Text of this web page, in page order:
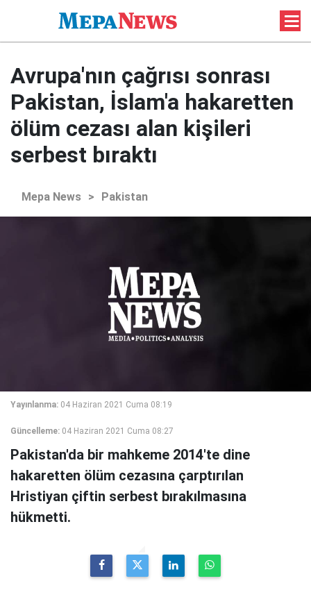
Avrupa'nın çağrısı sonrası
Pakistan, İslam'a hakaretten
ölüm cezası alan kişileri
serbest bıraktı
Mepa News > Pakistan
Yayınlanma: 04 Haziran 2021 Cuma 08:19
Güncelleme: 04 Haziran 2021 Cuma 08:27
Pakistan'da bir mahkeme 2014'te dine
hakaretten ölüm cezasına çarptırılan
Hristiyan çiftin serbest bırakılmasına
hükmetti.